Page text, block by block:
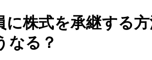
株式を承継する
なる？